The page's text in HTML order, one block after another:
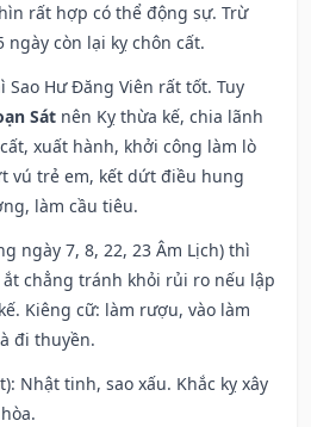
rất hợp có thể động sự. Trừ
ngày còn lại kỵ chôn cất.
Sao Hư Đăng Viên rất tốt. Tuy
Sát nên Kỵ thừa kế, chia lãnh
xuất hành, khởi công làm lò
vú trẻ em, kết dứt điều hung
làm cầu tiêu.
ngày 7, 8, 22, 23 Âm Lịch) thì
ắt chẳng tránh khỏi rủi ro nếu lập
Kiêng cữ: làm rượu, vào làm
đi thuyền.
Nhật tinh, sao xấu. Khắc kỵ xây